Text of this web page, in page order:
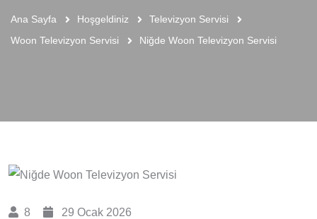
Ana Sayfa Hoşgeldiniz
Televizyon Servisi
Woon Televizyon Servisi
Niğde Woon Televizyon Servisi
8 29 Ocak 2026